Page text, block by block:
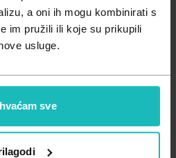
a oni ih mogu kombinirati s
im pružili ili koje su prikupili
usluge.
sve